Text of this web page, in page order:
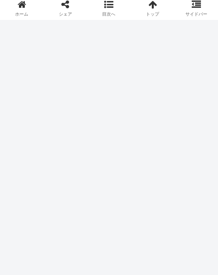
魔道祖師 完結編 第８話のネタバレ感想
【母との待ち合わせ場所で待ち続けた】
ホーム シェア 目次へ トップ サイドバー